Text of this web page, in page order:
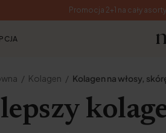
Promocja 2+1 na cały
Kolagen Kolagen na włosy,